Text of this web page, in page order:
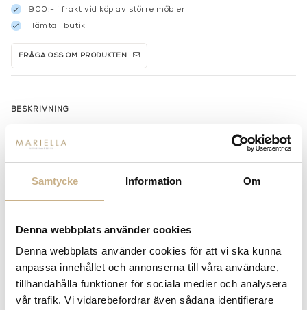
Samtycke Information Om
Denna webbplats använder cookies
Denna webbplats använder cookies för att vi ska kunna
anpassa innehållet och annonserna till våra användare,
tillhandahålla funktioner för sociala medier och analysera
vår trafik. Vi vidarebefordrar även sådana identifierare
900:- i frakt vid köp av större möbler
Hämta i butik
FRÅGA OSS OM PRODUKTEN
BESKRIVNING
MER FRÅN PIERRE FREY